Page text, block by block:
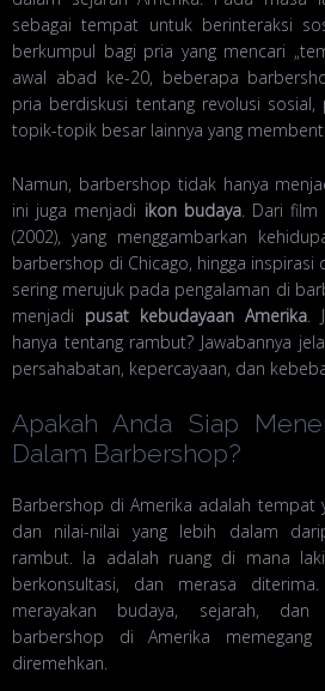
sebagai tempat untuk berinteraksi
berkumpul bagi pria yang mencari
awal abad ke-20, beberapa
pria berdiskusi tentang revolusi
topik-topik besar lainnya yang
Namun, barbershop tidak hanya
ini juga menjadi ikon budaya. Dari film
(2002), yang menggambarkan
barbershop di Chicago, hingga
sering merujuk pada pengalaman di
menjadi pusat kebudayaan Amerika
hanya tentang rambut? Jawabannya
persahabatan, kepercayaan, dan
Apakah Anda Siap
Dalam Barbershop?
Barbershop di Amerika adalah tempat
dan nilai-nilai yang lebih dalam
rambut. Ia adalah ruang di mana
berkonsultasi, dan merasa
merayakan budaya, sejarah,
barbershop di Amerika
diremehkan.